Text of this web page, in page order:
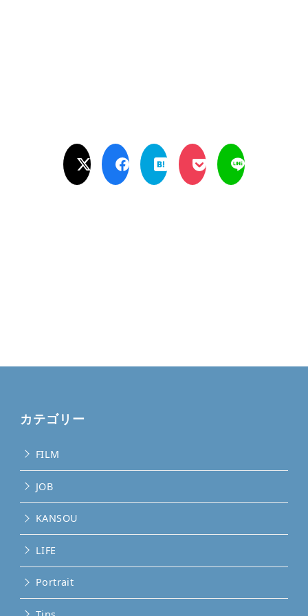
カテゴリー
FILM
JOB
KANSOU
LIFE
Portrait